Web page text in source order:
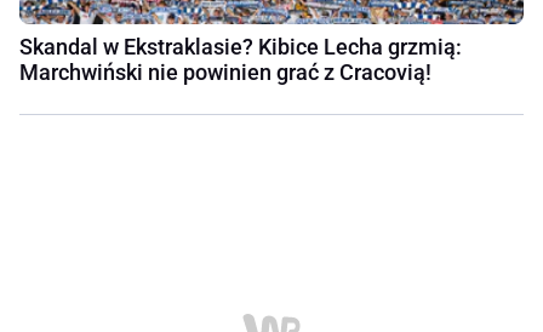
Skandal w Ekstraklasie? Kibice Lecha grzmią:
Marchwiński nie powinien grać z Cracovią!